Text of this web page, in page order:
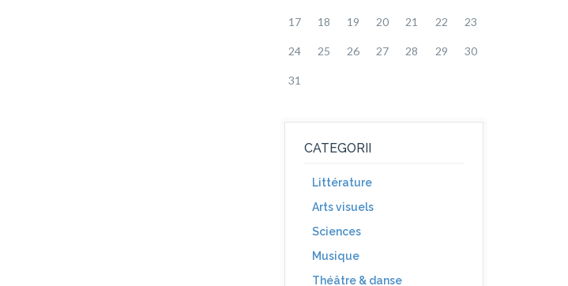
17 18 19 20 21 22 23
24 25 26 27 28 29 30
31
CATEGORII
Littérature
Arts visuels
Sciences
Musique
Théâtre & danse